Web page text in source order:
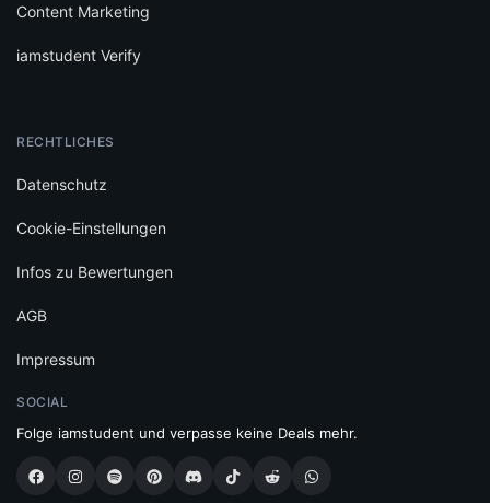
Content Marketing
iamstudent Verify
RECHTLICHES
Datenschutz
Cookie-Einstellungen
Infos zu Bewertungen
AGB
Impressum
SOCIAL
Folge iamstudent und verpasse keine Deals mehr.